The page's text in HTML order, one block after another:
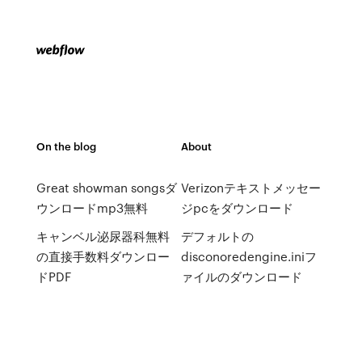
On the blog
Great showman songsダ
ウンロードmp3無料
キャンベル泌尿器科無料
の直接手数料ダウンロー
ドPDF
About
Verizonテキストメッセー
ジpcをダウンロード
デフォルトの
disconoredengine.iniフ
ァイルのダウンロード